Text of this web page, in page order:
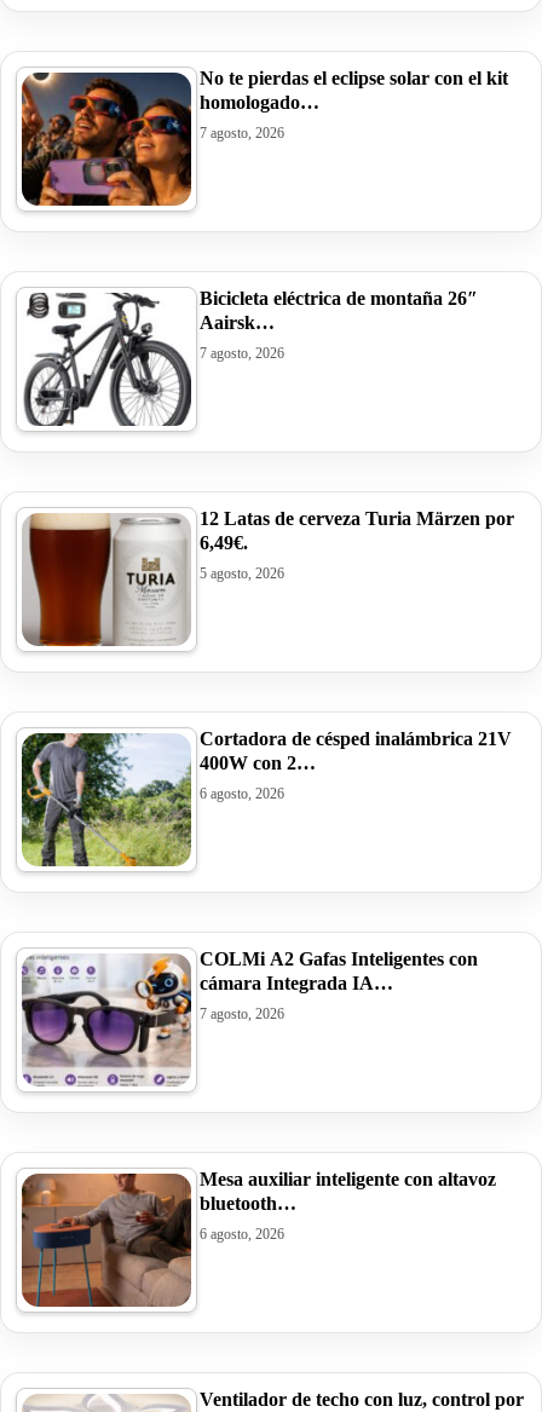
No te pierdas el eclipse solar con el kit
homologado…
7 agosto, 2026
Bicicleta eléctrica de montaña 26″
Aairsk…
7 agosto, 2026
12 Latas de cerveza Turia Märzen por
6,49€.
5 agosto, 2026
Cortadora de césped inalámbrica 21V
400W con 2…
6 agosto, 2026
COLMi A2 Gafas Inteligentes con
cámara Integrada IA…
7 agosto, 2026
Mesa auxiliar inteligente con altavoz
bluetooth…
6 agosto, 2026
Ventilador de techo con luz, control por